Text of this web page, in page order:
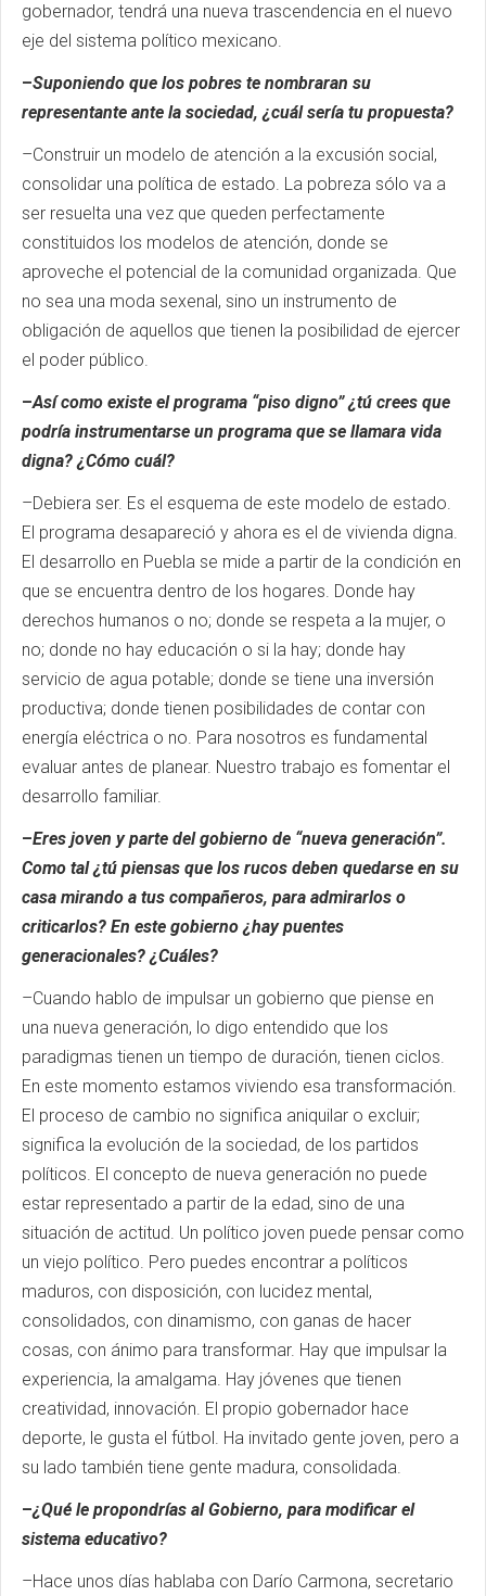
gobernador, tendrá una nueva trascendencia en el nuevo
eje del sistema político mexicano.
–Suponiendo que los pobres te nombraran su
representante ante la sociedad, ¿cuál sería tu propuesta?
–Construir un modelo de atención a la excusión social,
consolidar una política de estado. La pobreza sólo va a
ser resuelta una vez que queden perfectamente
constituidos los modelos de atención, donde se
aproveche el potencial de la comunidad organizada. Que
no sea una moda sexenal, sino un instrumento de
obligación de aquellos que tienen la posibilidad de ejercer
el poder público.
–Así como existe el programa “piso digno” ¿tú crees que
podría instrumentarse un programa que se llamara vida
digna? ¿Cómo cuál?
–Debiera ser. Es el esquema de este modelo de estado.
El programa desapareció y ahora es el de vivienda digna.
El desarrollo en Puebla se mide a partir de la condición en
que se encuentra dentro de los hogares. Donde hay
derechos humanos o no; donde se respeta a la mujer, o
no; donde no hay educación o si la hay; donde hay
servicio de agua potable; donde se tiene una inversión
productiva; donde tienen posibilidades de contar con
energía eléctrica o no. Para nosotros es fundamental
evaluar antes de planear. Nuestro trabajo es fomentar el
desarrollo familiar.
–Eres joven y parte del gobierno de “nueva generación”.
Como tal ¿tú piensas que los rucos deben quedarse en su
casa mirando a tus compañeros, para admirarlos o
criticarlos? En este gobierno ¿hay puentes
generacionales? ¿Cuáles?
–Cuando hablo de impulsar un gobierno que piense en
una nueva generación, lo digo entendido que los
paradigmas tienen un tiempo de duración, tienen ciclos.
En este momento estamos viviendo esa transformación.
El proceso de cambio no significa aniquilar o excluir;
significa la evolución de la sociedad, de los partidos
políticos. El concepto de nueva generación no puede
estar representado a partir de la edad, sino de una
situación de actitud. Un político joven puede pensar como
un viejo político. Pero puedes encontrar a políticos
maduros, con disposición, con lucidez mental,
consolidados, con dinamismo, con ganas de hacer
cosas, con ánimo para transformar. Hay que impulsar la
experiencia, la amalgama. Hay jóvenes que tienen
creatividad, innovación. El propio gobernador hace
deporte, le gusta el fútbol. Ha invitado gente joven, pero a
su lado también tiene gente madura, consolidada.
–¿Qué le propondrías al Gobierno, para modificar el
sistema educativo?
–Hace unos días hablaba con Darío Carmona, secretario